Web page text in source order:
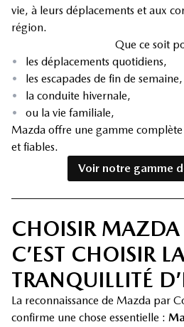
vie, à leurs déplacements et aux
région.
Que ce soit
•
les déplacements quotidiens,
•
les escapades de fin de semaine,
•
la conduite hivernale,
•
ou la vie familiale,
Mazda offre une gamme complète
et fiables.
Voir notre gamme
CHOISIR
C’EST CHOISIR
TRANQUILLITÉ
La reconnaissance de Mazda par
confirme une chose essentielle :